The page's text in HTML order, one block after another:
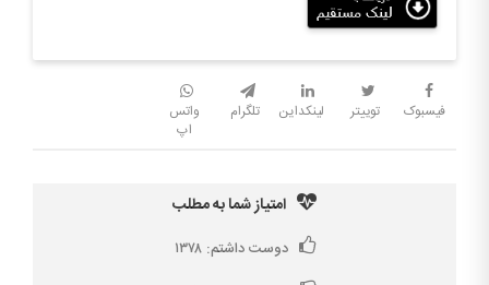
فیسبوک توییتر لینکداین تلگرام
واتس
اپ
امتیاز شما به مطلب
دوست داشتم:۱۳۷۸